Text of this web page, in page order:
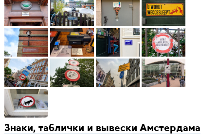
Знаки, таблички и вывески Амстердама